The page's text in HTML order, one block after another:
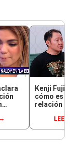
“Me
Kenji
cómo es
Fujimori
ausencia
eventos: